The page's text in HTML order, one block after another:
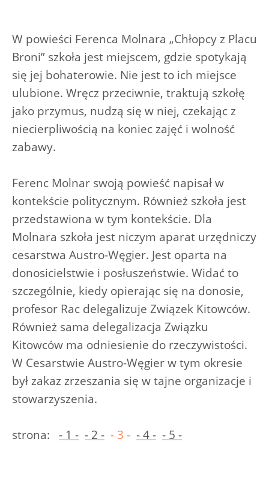
W powieści Ferenca Molnara „Chłopcy z Placu
Broni” szkoła jest miejscem, gdzie spotykają
się jej bohaterowie. Nie jest to ich miejsce
ulubione. Wręcz przeciwnie, traktują szkołę
jako przymus, nudzą się w niej, czekając z
niecierpliwością na koniec zajęć i wolność
zabawy.
Ferenc Molnar swoją powieść napisał w
kontekście politycznym. Również szkoła jest
przedstawiona w tym kontekście. Dla
Molnara szkoła jest niczym aparat urzędniczy
cesarstwa Austro-Węgier. Jest oparta na
donosicielstwie i posłuszeństwie. Widać to
szczególnie, kiedy opierając się na donosie,
profesor Rac delegalizuje Związek Kitowców.
Również sama delegalizacja Związku
Kitowców ma odniesienie do rzeczywistości.
W Cesarstwie Austro-Węgier w tym okresie
był zakaz zrzeszania się w tajne organizacje i
stowarzyszenia.
strona: - 1 - - 2 - - 3 - - 4 - - 5 -